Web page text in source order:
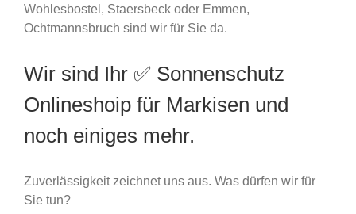
Wohlesbostel, Staersbeck oder Emmen,
Ochtmannsbruch sind wir für Sie da.
Wir sind Ihr ✅ Sonnenschutz
Onlineshoip für Markisen und
noch einiges mehr.
Zuverlässigkeit zeichnet uns aus. Was dürfen wir für
Sie tun?